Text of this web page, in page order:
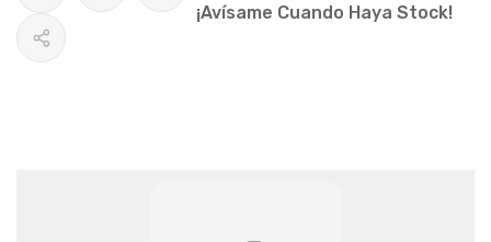
¡Avísame Cuando Haya Stock!